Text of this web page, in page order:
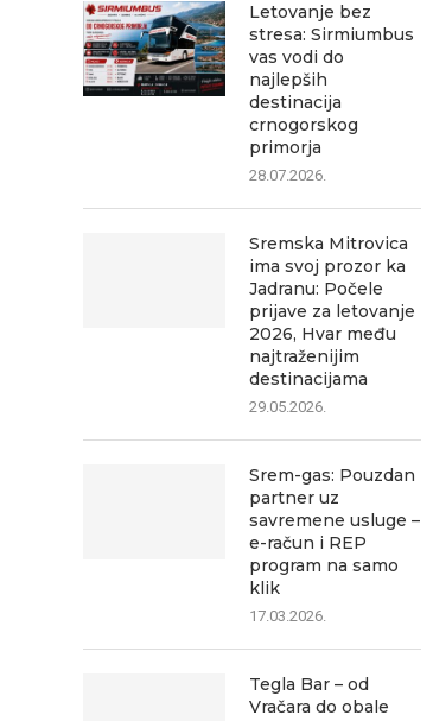
Letovanje bez
stresa: Sirmiumbus
vas vodi do
najlepših
destinacija
crnogorskog
primorja
28.07.2026.
Sremska Mitrovica
ima svoj prozor ka
Jadranu: Počele
prijave za letovanje
2026, Hvar među
najtraženijim
destinacijama
29.05.2026.
Srem-gas: Pouzdan
partner uz
savremene usluge –
e-račun i REP
program na samo
klik
17.03.2026.
Tegla Bar – od
Vračara do obale